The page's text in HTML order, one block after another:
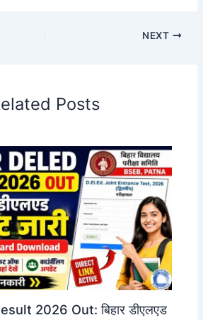
NEXT
Posts
2026 Out: बिहार डीएलएड